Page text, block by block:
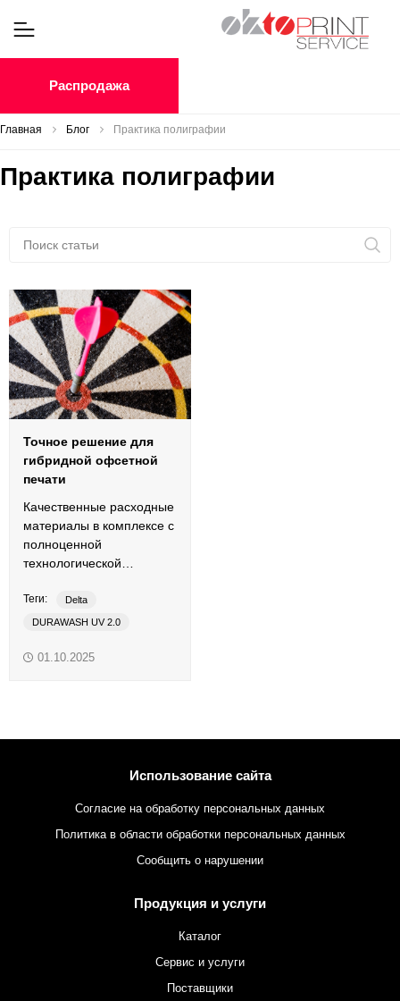
Распродажа
Главная Блог Практика полиграфии
Практика полиграфии
Точное решение для
гибридной офсетной
печати
Качественные расходные
материалы в комплексе с
полноценной
технологической
способствуют
эффективной работе
Теги: Delta
DURAWASH UV 2.0
01.10.2025
Использование сайта
Согласие на обработку персональных данных
Политика в области обработки персональных данных
Сообщить о нарушении
Продукция и услуги
Каталог
Сервис и услуги
Поставщики